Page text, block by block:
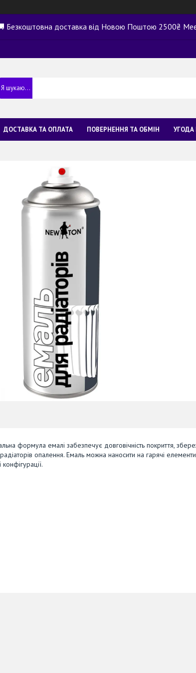
Безкоштовна доставка від Новою Поштою 2500₴
ДОСТАВКА ТА ОПЛАТА ПОВЕРНЕННЯ ТА ОБМІН УГОДА
формула емалі забезпечує довговічність покриття,
опалення. Емаль можна наносити на гарячі